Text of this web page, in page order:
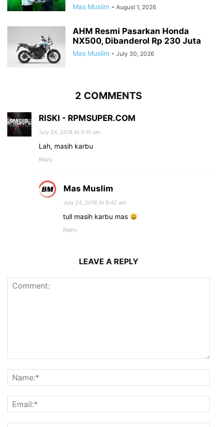
Mas Muslim - August 1, 2026
AHM Resmi Pasarkan Honda
NX500, Dibanderol Rp 230 Juta
Mas Muslim - July 30, 2026
2 COMMENTS
RISKI - RPMSUPER.COM
July 24, 2018 At 9:41 am
Lah, masih karbu
Reply
Mas Muslim
July 24, 2018 At 9:42 am
tull masih karbu mas
Reply
LEAVE A REPLY